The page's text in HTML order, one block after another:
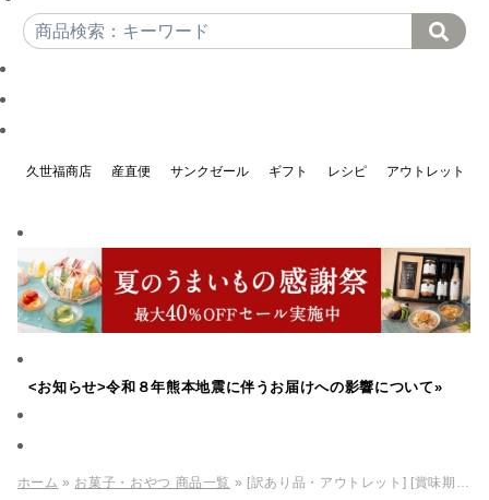
久世福商店 産直便 サンクゼール ギフト レシピ アウトレット
<お知らせ>令和８年熊本地震に伴うお届けへの影響について»
ホーム » お菓子・おやつ 商品一覧 » [訳あり品・アウトレット] [賞味期限2026年09月09日]絹ごしなめらか 栗きんとんゼリー 81g【季節限定】